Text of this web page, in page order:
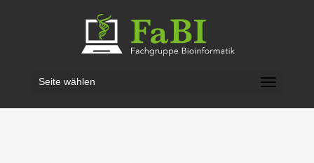
Seite wählen